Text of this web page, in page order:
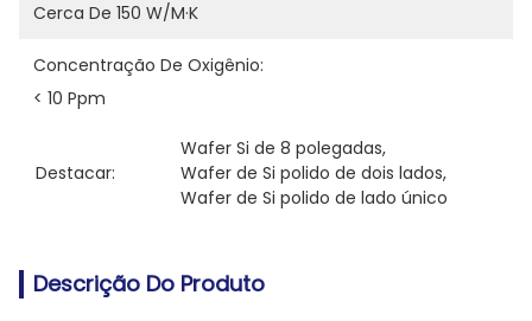
Cerca De 150 W/m·K
Concentração De Oxigênio:
< 10 Ppm
Destacar:
Wafer Si de 8 polegadas,
Wafer de Si polido de dois lados,
Wafer de Si polido de lado único
Descrição Do Produto